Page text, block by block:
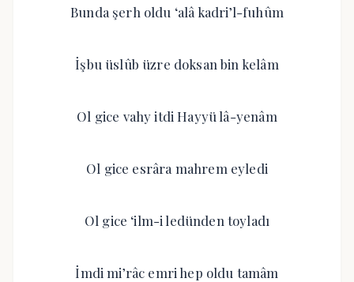
Bunda şerh oldu ‘alâ kadri’l-fuhûm
İşbu üslûb üzre doksan bin kelâm
Ol gice vahy itdi Hayyü lâ-yenâm
Ol gice esrâra mahrem eyledi
Ol gice ‘ilm-i ledünden toyladı
İmdi mi’râc emri hep oldu tamâm